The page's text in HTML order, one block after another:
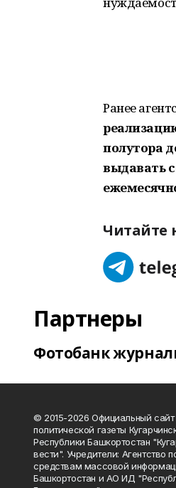
Ранее
полутора
выдавать
Читайте
Партнеры
Фотобанк
© 2015-2026 Официальный
политической газеты
Республики Башкортостан
вести". Учредители: Агентство
средствам массовой
Башкортостан и АО ИД